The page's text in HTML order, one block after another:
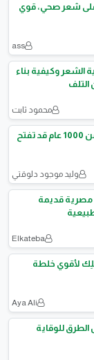
على شعر صحي، قوي
ass
الشعر وكيفية بناء
محمود ثابت
اكتشاف علمي جديد.. عشبة عمرها أكثر من 1000 عام قد تفتح
وليد موجود دلوقتي
مصرية قديمة
Elkateba
لأقوي خلطة
Aya Ali
للوقاية